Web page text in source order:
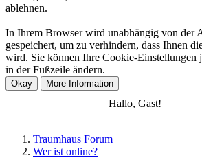
ablehnen.
In Ihrem Browser wird unabhängig von der
gespeichert, um zu verhindern, dass Ihnen
wird. Sie können Ihre Cookie-Einstellungen
in der Fußzeile ändern.
Hallo, Gast!
Traumhaus Forum
Wer ist online?